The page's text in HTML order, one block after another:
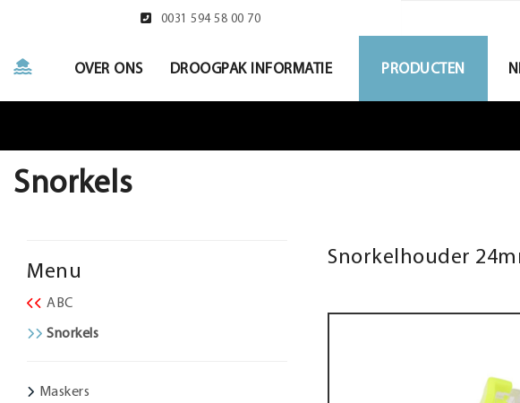
0031 594 58 00 70
OVER ONS DROOGPAK INFORMATIE PRODUCTEN
Snorkels
Menu
ABC
Snorkels
Maskers
Snorkelhouder